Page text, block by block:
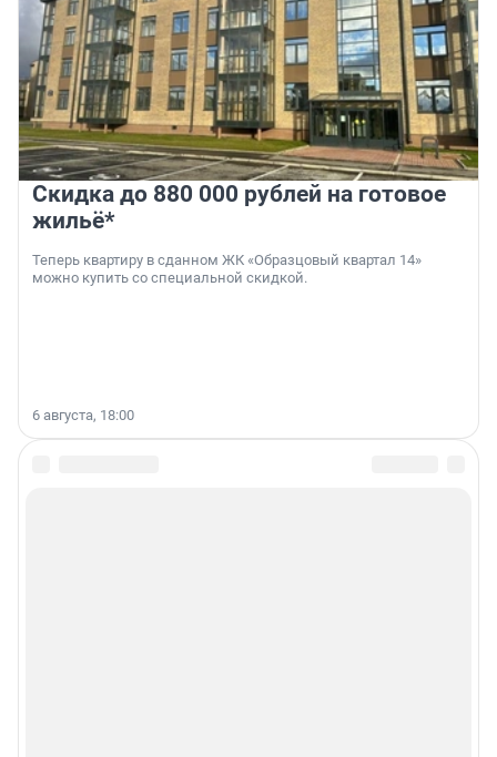
Скидка до 880 000 рублей на готовое
жильё*
Теперь квартиру в сданном ЖК «Образцовый квартал 14»
можно купить со специальной скидкой.
6 августа, 18:00